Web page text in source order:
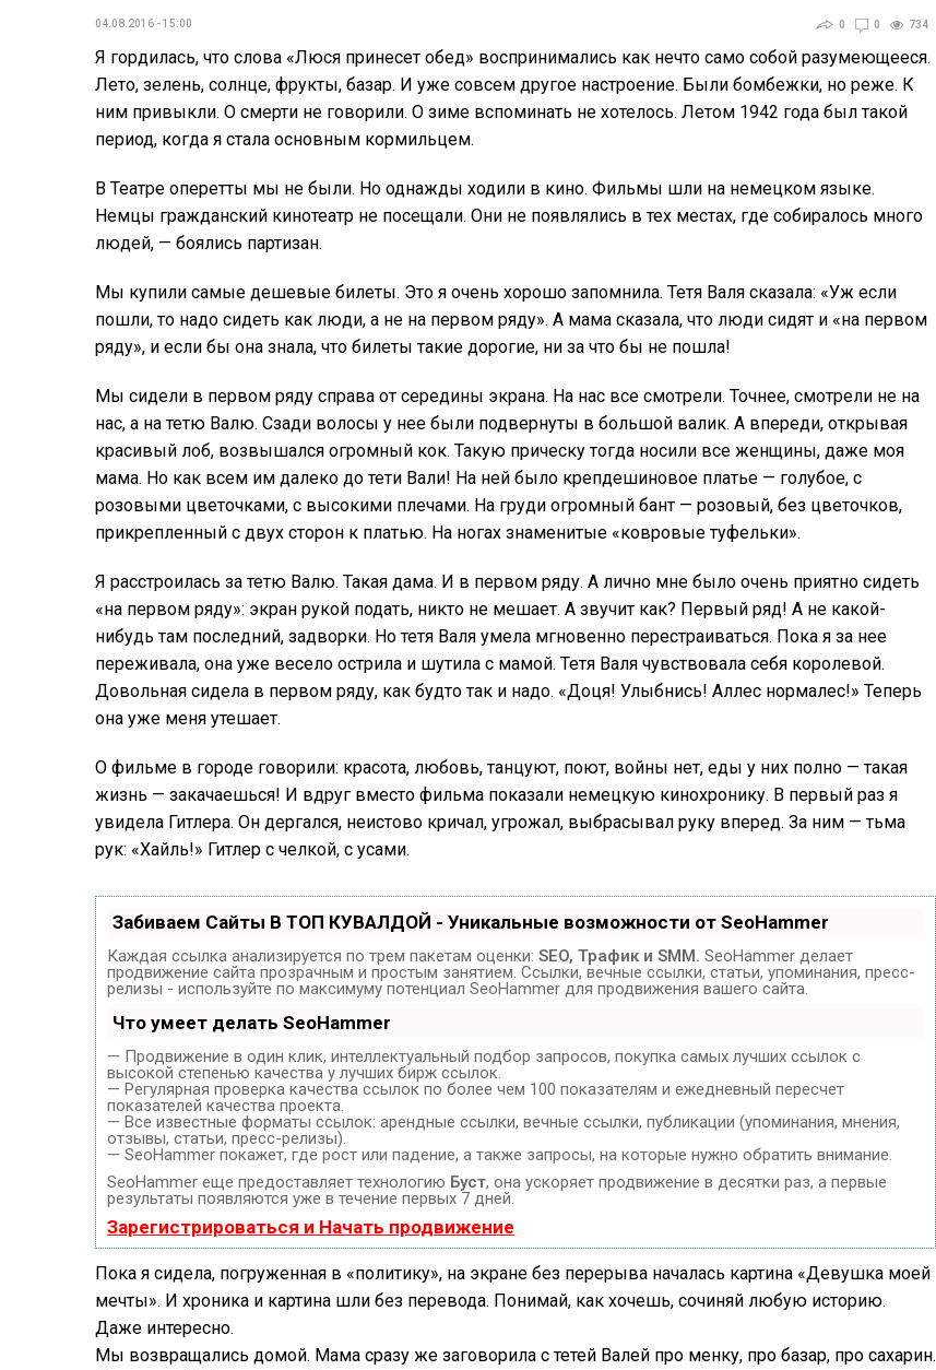
04.08.2016 - 15:00 0 0 734
Я гордилась, что слова «Люся принесет обед» воспринимались как нечто само собой разумеющееся.
Лето, зелень, солнце, фрукты, базар. И уже совсем другое настроение. Были бомбежки, но реже. К
ним привыкли. О смерти не говорили. О зиме вспоминать не хотелось. Летом 1942 года был такой
период, когда я стала основным кормильцем.
В Театре оперетты мы не были. Но однажды ходили в кино. Фильмы шли на немецком языке.
Немцы гражданский кинотеатр не посещали. Они не появлялись в тех местах, где собиралось много
людей, — боялись партизан.
Мы купили самые дешевые билеты. Это я очень хорошо запомнила. Тетя Валя сказала: «Уж если
пошли, то надо сидеть как люди, а не на первом ряду». А мама сказала, что люди сидят и «на первом
ряду», и если бы она знала, что билеты такие дорогие, ни за что бы не пошла!
Мы сидели в первом ряду справа от середины экрана. На нас все смотрели. Точнее, смотрели не на
нас, а на тетю Валю. Сзади волосы у нее были подвернуты в большой валик. А впереди, открывая
красивый лоб, возвышался огромный кок. Такую прическу тогда носили все женщины, даже моя
мама. Но как всем им далеко до тети Вали! На ней было крепдешиновое платье — голубое, с
розовыми цветочками, с высокими плечами. На груди огромный бант — розовый, без цветочков,
прикрепленный с двух сторон к платью. На ногах знаменитые «ковровые туфельки».
Я расстроилась за тетю Валю. Такая дама. И в первом ряду. А лично мне было очень приятно сидеть
«на первом ряду»: экран рукой подать, никто не мешает. А звучит как? Первый ряд! А не какой-
нибудь там последний, задворки. Но тетя Валя умела мгновенно перестраиваться. Пока я за нее
переживала, она уже весело острила и шутила с мамой. Тетя Валя чувствовала себя королевой.
Довольная сидела в первом ряду, как будто так и надо. «Доця! Улыбнись! Аллес нормалес!» Теперь
она уже меня утешает.
О фильме в городе говорили: красота, любовь, танцуют, поют, войны нет, еды у них полно — такая
жизнь — закачаешься! И вдруг вместо фильма показали немецкую кинохронику. В первый раз я
увидела Гитлера. Он дергался, неистово кричал, угрожал, выбрасывал руку вперед. За ним — тьма
рук: «Хайль!» Гитлер с челкой, с усами.
Забиваем Сайты В ТОП КУВАЛДОЙ - Уникальные возможности от SeoHammer
Каждая ссылка анализируется по трем пакетам оценки: SEO, Трафик и SMM. SeoHammer делает
продвижение сайта прозрачным и простым занятием. Ссылки, вечные ссылки, статьи, упоминания, пресс-
релизы - используйте по максимуму потенциал SeoHammer для продвижения вашего сайта.
Что умеет делать SeoHammer
— Продвижение в один клик, интеллектуальный подбор запросов, покупка самых лучших ссылок с
высокой степенью качества у лучших бирж ссылок.
— Регулярная проверка качества ссылок по более чем 100 показателям и ежедневный пересчет
показателей качества проекта.
— Все известные форматы ссылок: арендные ссылки, вечные ссылки, публикации (упоминания, мнения,
отзывы, статьи, пресс-релизы).
— SeoHammer покажет, где рост или падение, а также запросы, на которые нужно обратить внимание.
SeoHammer еще предоставляет технологию Буст, она ускоряет продвижение в десятки раз, а первые
результаты появляются уже в течение первых 7 дней.
Зарегистрироваться и Начать продвижение
Пока я сидела, погруженная в «политику», на экране без перерыва началась картина «Девушка моей
мечты». И хроника и картина шли без перевода. Понимай, как хочешь, сочиняй любую историю.
Даже интересно.
Мы возвращались домой. Мама сразу же заговорила с тетей Валей про менку, про базар, про сахарин.